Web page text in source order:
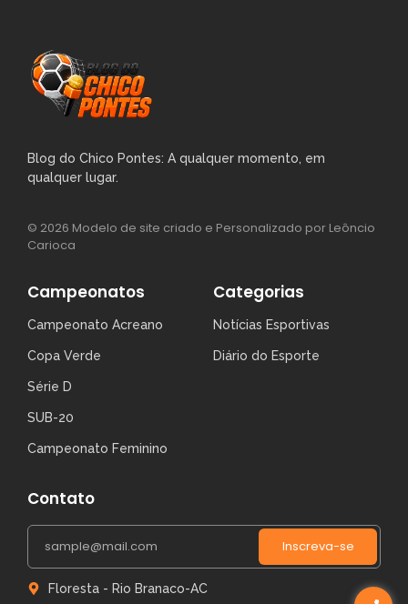
Blog do Chico Pontes: A qualquer momento, em
qualquer lugar.
© 2026 Modelo de site criado e Personalizado por Leôncio
Carioca
Campeonatos
Campeonato Acreano
Copa Verde
Série D
SUB-20
Campeonato Feminino
Categorias
Notícias Esportivas
Diário do Esporte
Contato
Inscreva-se
Floresta - Rio Branaco-AC